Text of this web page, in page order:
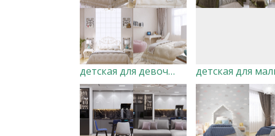
детская для девочки